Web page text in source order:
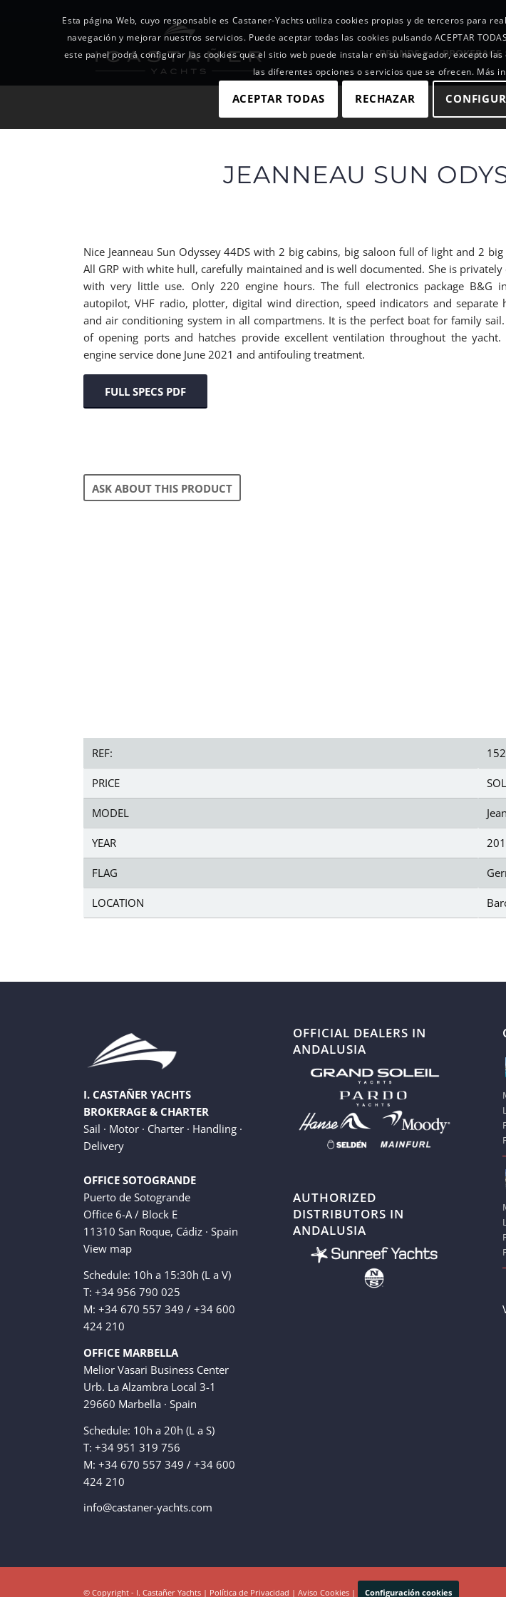
BRANDS BROKERAGE
JEANNEAU SUN
Nice Jeanneau Sun Odyssey 44DS with 2 big cabins, big saloon full of light and 2 big
All GRP with white hull, carefully maintained and is well documented. She is privately
with very little use. Only 220 engine hours. The full electronics package B&G
autopilot, VHF radio, plotter, digital wind direction, speed indicators and separate
and air conditioning system in all compartmens. It is the perfect boat for family
of opening ports and hatches provide excellent ventilation throughout the yacht.
engine service done June 2021 and antifouling treatment.
FULL SPECS PDF
ASK ABOUT THIS PRODUCT
REF:
PRICE
MODEL
YEAR
FLAG
LOCATION
I. CASTAÑER YACHTS
BROKERAGE & CHARTER
Sail · Motor · Charter · Handling ·
Delivery
OFFICE SOTOGRANDE
Puerto de Sotogrande
Office 6-A / Block E
11310 San Roque, Cádiz · Spain
View map
Schedule: 10h a 15:30h (L a V)
T: +34 956 790 025
M: +34 670 557 349 / +34 600
424 210
OFFICE MARBELLA
Melior Vasari Business Center
Urb. La Alzambra Local 3-1
29660 Marbella · Spain
Schedule: 10h a 20h (L a S)
T: +34 951 319 756
M: +34 670 557 349 / +34 600
424 210
info@castaner-yachts.com
OFFICIAL DEALERS IN
ANDALUSIA
AUTHORIZED
DISTRIBUTORS IN
ANDALUSIA
© Copyright - I. Castañer Yachts | Política de Privacidad |Aviso Cookies | Configuración cookies
Esta página Web, cuyo responsable es Castaner-Yachts utiliza cookies propias y de terceros para
navegación y mejorar nuestros servicios. Puede aceptar todas las cookies pulsando ACEPTAR
este panel podrá configurar las cookies que el sitio web puede instalar en su navegador, excepto
las diferentes opciones o servicios que se ofrecen. Más
ACEPTAR TODAS RECHAZAR